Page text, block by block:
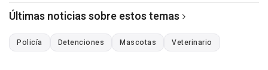
Últimas noticias sobre estos temas
Policía Detenciones Mascotas Veterinario